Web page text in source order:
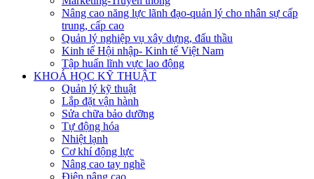
Nâng cao năng lực lãnh đạo-quản lý cho nhân sự cấp
trung, cấp cao
Quản lý nghiệp vụ xây dựng, đấu thầu
Kinh tế Hội nhập- Kinh tế Việt Nam
Tập huấn lĩnh vực lao động
KHOÁ HỌC KỸ THUẬT
Quản lý kỹ thuật
Lắp đặt vận hành
Sửa chữa bảo dưỡng
Tự động hóa
Nhiệt lạnh
Cơ khí động lực
Nâng cao tay nghề
Điện nâng cao